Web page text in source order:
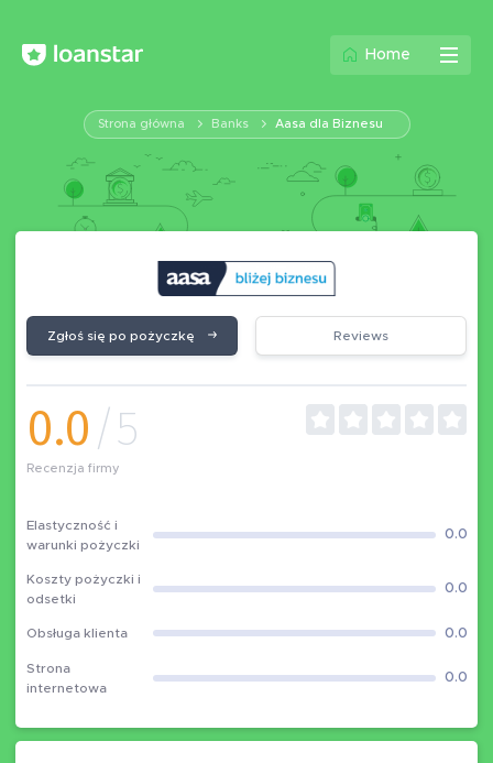
Home
Strona główna Banks Aasa dla Biznesu
Zgłoś się po pożyczkę Reviews
0.0/5
Recenzja firmy
Elastyczność i
warunki pożyczki
0.0
Koszty pożyczki i
odsetki
0.0
Obsługa klienta 0.0
Strona
internetowa
0.0